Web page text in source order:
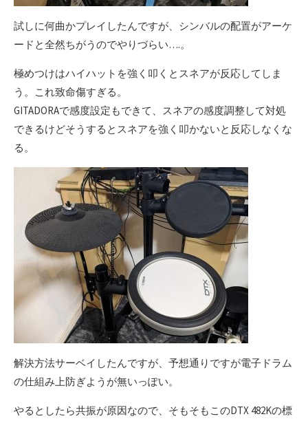
試しに何曲かプレイしたんですが、シンバルの配置がアーケ
ードと全然ちがうのでやりづらい….。
極めつけはハイハットを強く叩くとスネアが反応してしま
う。これ致命傷すぎる。
GITADORAで感度設定もできて、スネアの感度調整して対処
できるけどそうするとスネアを強く叩かないと反応しなくな
る。
解決方法サーベイしたんですが、予想通りですが電子ドラム
の仕組み上防ぎようが無いっぽい。
やるとしたら共振が原因なので、そもそもこのDTX 482Kの標